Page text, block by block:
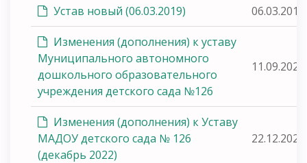
Устав новый (06.03.2019) 06.03.2019
Изменения (дополнения) к уставу
Муниципального автономного
дошкольного образовательного
учреждения детского сада №126
11.09.2020
Изменения (дополнения) к Уставу
МАДОУ детского сада № 126
(декабрь 2022)
22.12.2022